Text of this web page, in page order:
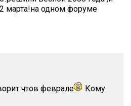
марта!на одном форуме
чтов феврале
Кому